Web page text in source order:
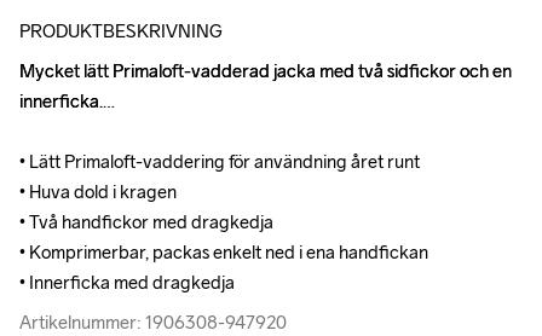
PRODUKTBESKRIVNING
Mycket lätt Primaloft-vadderad jacka med två sidfickor och en
innerficka.
• Lätt Primaloft-vaddering för användning året runt
• Huva dold i kragen
• Två handfickor med dragkedja
• Komprimerbar, packas enkelt ned i ena handfickan
• Innerficka med dragkedja
Artikelnummer: 1906308-947920
Mycket lätt Primaloft-vadderad jacka med två sidfickor och en
innerficka.
• Lätt Primaloft-vaddering för användning året runt
• Huva dold i kragen
• Två handfickor med dragkedja
• Komprimerbar, packas enkelt ned i ena handfickan
• Innerficka med dragkedja
Artikelnummer: 1906308-947920